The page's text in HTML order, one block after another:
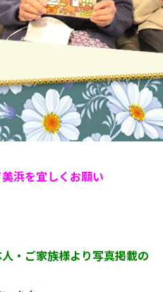
浜を宜しくお願い
本人・ご家族様よ